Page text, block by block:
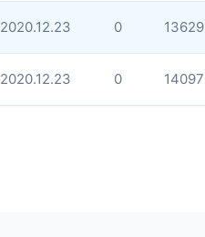
2020.12.23 0 13629
2020.12.23 0 14097